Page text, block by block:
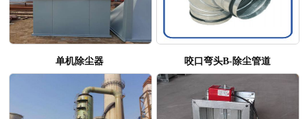
单机除尘器 咬口弯头B-除尘管道